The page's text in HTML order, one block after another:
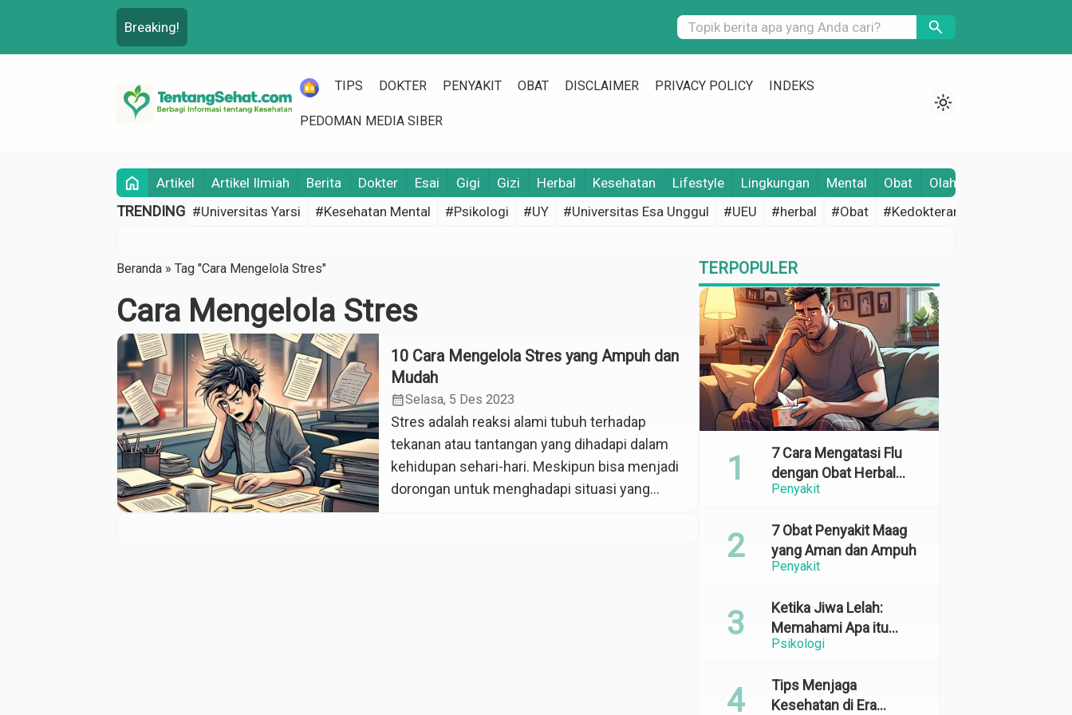
Breaking! search
HOME
TIPS DOKTER PENYAKIT OBAT DISCLAIMER PRIVACY POLICY INDEKS
PEDOMAN MEDIA SIBER
light_mode
home Artikel Artikel Ilmiah Berita Dokter Esai Gigi Gizi Herbal Kesehatan Lifestyle Lingkungan Mental Obat Olahraga
TRENDING #Universitas Yarsi #Kesehatan Mental #Psikologi #UY #Universitas Esa Unggul #UEU #herbal #Obat #Kedokteran
Beranda » Tag "Cara Mengelola Stres"
Cara Mengelola Stres
10 Cara Mengelola Stres yang Ampuh dan
Mudah
calendar_monthSelasa, 5 Des 2023
Stres adalah reaksi alami tubuh terhadap
tekanan atau tantangan yang dihadapi dalam
kehidupan sehari-hari. Meskipun bisa menjadi
dorongan untuk menghadapi situasi yang
TERPOPULER
Penyakit
7 Cara Mengatasi Flu
dengan Obat Herbal
yang Ampuh dan
Penyakit
7 Obat Penyakit Maag
yang Aman dan Ampuh
Psikologi
Ketika Jiwa Lelah:
Memahami Apa itu
Emotional Exhaustion
Tips Menjaga
Kesehatan di Era